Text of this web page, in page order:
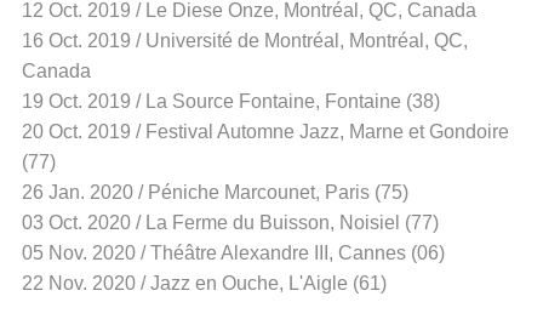
12 Oct. 2019 / Le Diese Onze, Montréal, QC, Canada
16 Oct. 2019 / Université de Montréal, Montréal, QC,
Canada
19 Oct. 2019 / La Source Fontaine, Fontaine (38)
20 Oct. 2019 / Festival Automne Jazz, Marne et Gondoire
(77)
26 Jan. 2020 / Péniche Marcounet, Paris (75)
03 Oct. 2020 / La Ferme du Buisson, Noisiel (77)
05 Nov. 2020 / Théâtre Alexandre III, Cannes (06)
22 Nov. 2020 / Jazz en Ouche, L'Aigle (61)